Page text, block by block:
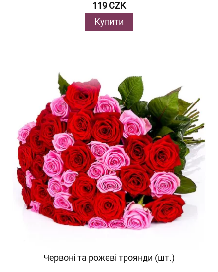
119 CZK
Купити
Червоні та рожеві троянди (шт.)